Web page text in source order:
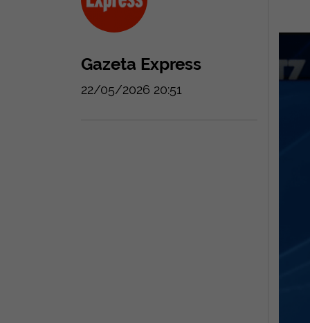
Gazeta Express
22/05/2026 20:51